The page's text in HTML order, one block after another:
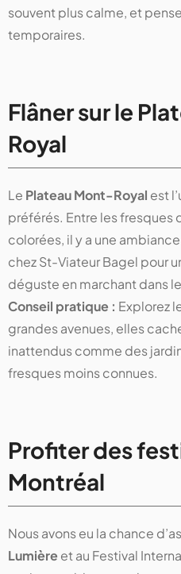
souvent plus calme, et
temporaires.
Flâner sur le
Royal
Le Plateau Mont-Royal est
préférés. Entre les fresques
colorées, il y a une
chez St-Viateur Bagel pour
déguste en marchant dans
Conseil pratique : Explorez
grandes avenues, elles
inattendus comme des
fresques moins connues.
Profiter des
Montréal
Nous avons eu la chance
Lumièreet au Festival